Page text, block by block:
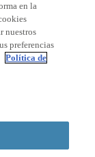
en la
nuestros
preferencias
Política de